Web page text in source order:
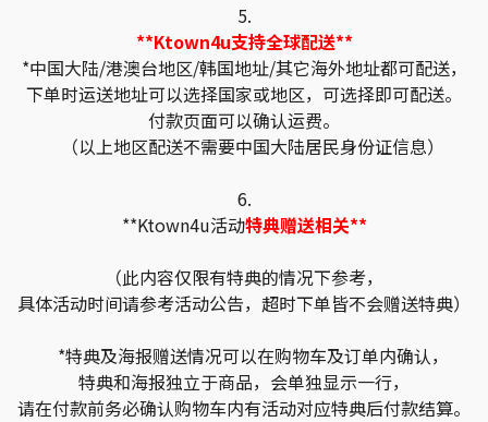
5.
**Ktown4u支持全球配送**
*中国大陆/港澳台地区/韩国地址/其它海外地址都可配送，
下单时运送地址可以选择国家或地区，可选择即可配送。
付款页面可以确认运费。
（以上地区配送不需要中国大陆居民身份证信息）
6.
**Ktown4u活动特典赠送相关**
（此内容仅限有特典的情况下参考，
具体活动时间请参考活动公告，超时下单皆不会赠送特典）
*特典及海报赠送情况可以在购物车及订单内确认，
特典和海报独立于商品，会单独显示一行，
请在付款前务必确认购物车内有活动对应特典后付款结算。